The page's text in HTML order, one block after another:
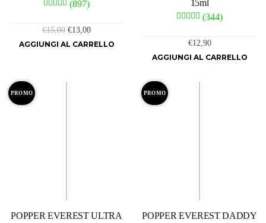
(897)
€15,00 Il
prezzo
€13,00Il
prezzo
AGGIUNGI AL CARRELLO
15ml
(344)
€12,90
AGGIUNGI AL CARRELLO
PROMO
POPPER EVEREST ULTRA
PROMO
POPPER EVEREST DADDY